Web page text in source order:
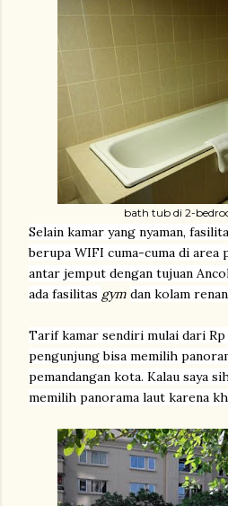
bath tub di 2-
Selain kamar yang nyaman,
berupa WIFI cuma-cuma di area
antar jemput dengan tujuan
ada fasilitas gym dan kolam
Tarif kamar sendiri mulai dari Rp
pengunjung bisa memilih
pemandangan kota. Kalau saya
memilih panorama laut karena